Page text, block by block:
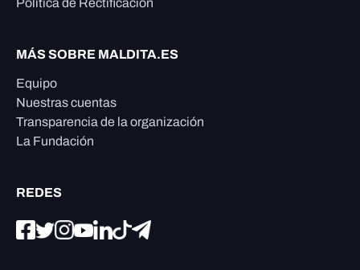
Política de Rectificación
MÁS SOBRE MALDITA.ES
Equipo
Nuestras cuentas
Transparencia de la organización
La Fundación
REDES